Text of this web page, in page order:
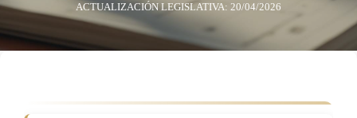
ACTUALIZACIÓN LEGISLATIVA: 20/04/2026